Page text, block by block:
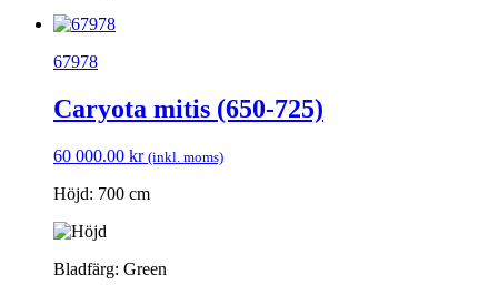
67978
Caryota mitis (650-725)
60 000.00 kr (inkl. moms)
Höjd: 700 cm
Bladfärg: Green